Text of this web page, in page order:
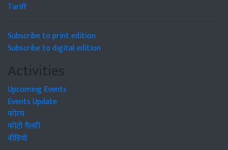
Tariff
Subscribe to print edition
Subscribe to digital edition
Activities
Upcoming Events
Events Update
फोरम
फोटो गैलरी
वीडियो